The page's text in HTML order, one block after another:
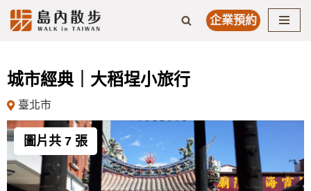
content
企業預約
城市經典｜大稻埕小旅行
臺北市
圖片共 7 張